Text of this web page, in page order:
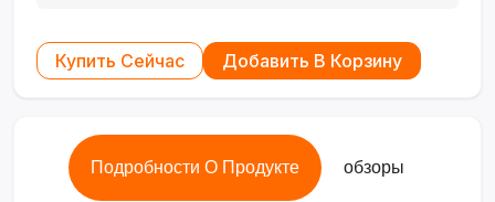
Купить Сейчас Добавить В Корзину
Подробности О Продукте обзоры